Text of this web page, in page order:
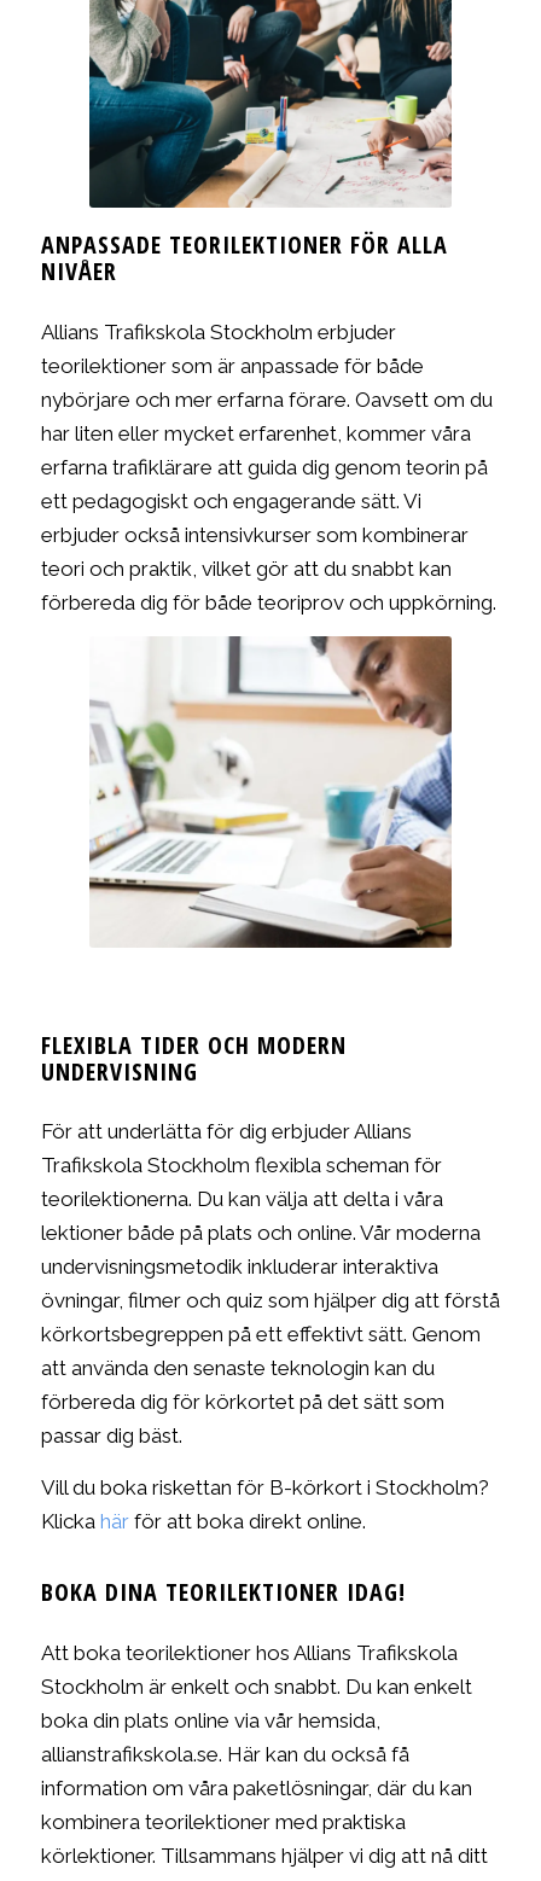
ANPASSADE TEORILEKTIONER FÖR ALLA
NIVÅER
Allians Trafikskola Stockholm erbjuder
teorilektioner som är anpassade för både
nybörjare och mer erfarna förare. Oavsett om du
har liten eller mycket erfarenhet, kommer våra
erfarna trafiklärare att guida dig genom teorin på
ett pedagogiskt och engagerande sätt. Vi
erbjuder också intensivkurser som kombinerar
teori och praktik, vilket gör att du snabbt kan
förbereda dig för både teoriprov och uppkörning.
FLEXIBLA TIDER OCH MODERN
UNDERVISNING
För att underlätta för dig erbjuder Allians
Trafikskola Stockholm flexibla scheman för
teorilektionerna. Du kan välja att delta i våra
lektioner både på plats och online. Vår moderna
undervisningsmetodik inkluderar interaktiva
övningar, filmer och quiz som hjälper dig att förstå
körkortsbegreppen på ett effektivt sätt. Genom
att använda den senaste teknologin kan du
förbereda dig för körkortet på det sätt som
passar dig bäst.
Vill du boka riskettan för B-körkort i Stockholm?
Klicka härför att boka direkt online.
BOKA DINA TEORILEKTIONER IDAG!
Att boka teorilektioner hos Allians Trafikskola
Stockholm är enkelt och snabbt. Du kan enkelt
boka din plats online via vår hemsida,
allianstrafikskola.se. Här kan du också få
information om våra paketlösningar, där du kan
kombinera teorilektioner med praktiska
körlektioner. Tillsammans hjälper vi dig att nå ditt